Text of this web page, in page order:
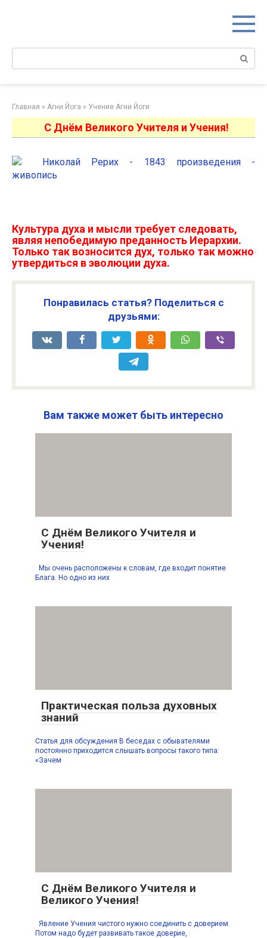
Поиск:
Главная » Агни Йога » Учение Агни Йоги
С Днём Великого Учителя и Учения!
Культура духа и мысли требует следовать,
являя непобедимую преданность Иерархии.
Только так возносится дух, только так можно
утвердиться в эволюции духа.
Понравилась статья? Поделиться с
друзьями:
Вам также может быть интересно
С Днём Великого Учителя и
Учения!
Мы очень расположены к словам, где входит понятие
Блага. Но одно из них
Практическая польза духовных
знаний
Статья для обсуждения В беседах с обывателями
постоянно приходится слышать вопросы такого типа:
«Зачем
С Днём Великого Учителя и
Великого Учения!
Явление Учения чистого нужно соединить с доверием.
Потом надо будет развивать такое доверие,